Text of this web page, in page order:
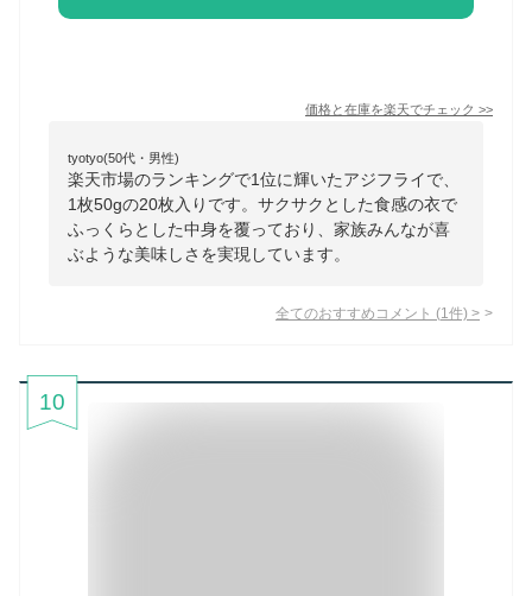
価格と在庫を楽天でチェック >>
tyotyo(50代・男性)
楽天市場のランキングで1位に輝いたアジフライで、
1枚50gの20枚入りです。サクサクとした食感の衣で
ふっくらとした中身を覆っており、家族みんなが喜
ぶような美味しさを実現しています。
全てのおすすめコメント (1 件) >
10